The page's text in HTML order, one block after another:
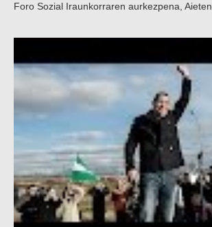
Foro Sozial Iraunkorraren aurkezpena, Aieten